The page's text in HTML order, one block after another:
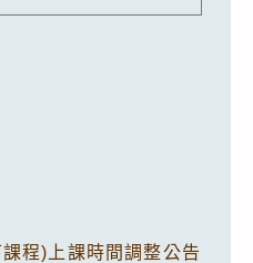
程)上課時間調整公告